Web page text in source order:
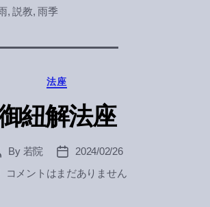
, 説教, 雨季
Categories
法座
紐解法座
By 若院
Post
date
2024/02/26
御
コメントはまだありません